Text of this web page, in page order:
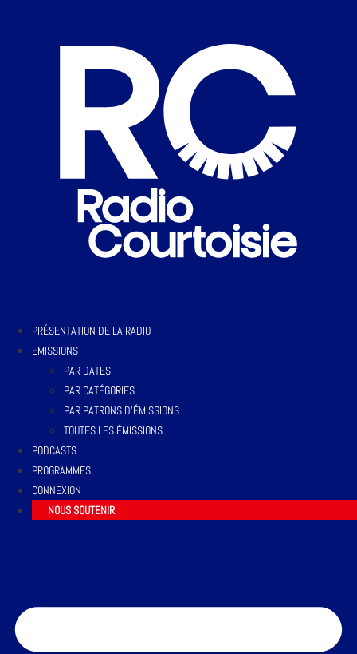
PRÉSENTATION DE LA RADIO
EMISSIONS
PAR DATES
PAR CATÉGORIES
PAR PATRONS D’ÉMISSIONS
TOUTES LES ÉMISSIONS
PODCASTS
PROGRAMMES
CONNEXION
NOUS SOUTENIR